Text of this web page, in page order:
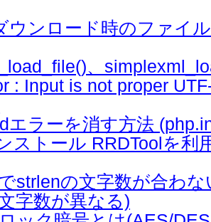
ウンロード時のファイ
、
: Input is not proper
エラーを消す方法
ストール RRDToolを利
strlenの文字数が合わな
字数が異なる)